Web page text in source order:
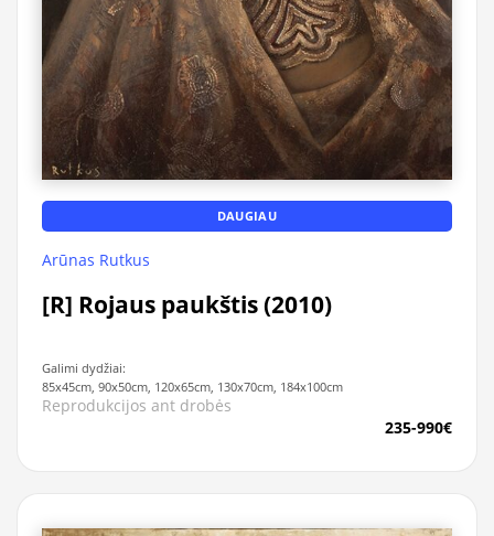
DAUGIAU
Arūnas Rutkus
[R] Rojaus paukštis (2010)
Galimi dydžiai:
85x45cm, 90x50cm, 120x65cm, 130x70cm, 184x100cm
Reprodukcijos ant drobės
235-990€